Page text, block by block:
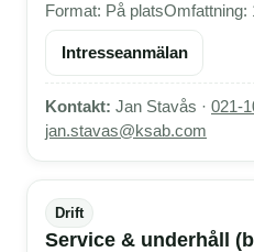
Format: På platsOmfattning:
Intresseanmälan
Kontakt: Jan Stavås · 021-
jan.stavas@ksab.com
Drift
Service & underhåll